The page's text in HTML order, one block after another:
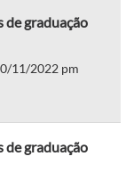
de graduação
11/2022 pm
de graduação